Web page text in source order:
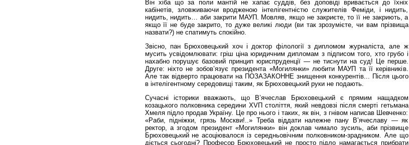
Він хіба що за поли мантій не хапає суддів, без доповіді вривається до їхніх
кабінетів, зловживаючи вродженою інтелігентністю служителів Феміди, і нидить,
нидить, нидить… аби закрити МАУП. Мовляв, якщо не закриєте, то її не закриють, а
якщо її не буде закрито, то дуже великі люди (ви так зрозумієте, чи вам прізвища
назвати?) не спатимуть спокійно.
Звісно, пан Брюховецький хоч і доктор філології з дипломом журналіста, але ж
мусить усвідомлювати: гріш ціна юридичним дипломам з підписом того, хто грубо і
нахабно порушує базовий принцип юриспруденції — не тиснути на суд! Це перше.
Друге: ніхто не зобов’язує президента «Могилянки» любити МАУП та її керівників.
Але так відверто працювати на ПОЗАЗАКОННЕ знищення конкурентів... Після цього
в інтелігентному середовищі таким, як Брюховецький руки не подають.
Сучасні історики вважають, що В’ячеслав Брюховецький є прямим нащадком
козацького полковника середини ХVП століття, який невдовзі після смерті гетьмана
Хмеля підло продав Україну. Це про нього і таких, як він, з гнівом написав Шевченко:
«Раби, підніжки, грязь Москви!..» Треба віддати належне пану В’ячеславу — як
ректор, а згодом президент «Могилянки» він доклав чимало зусиль, аби прізвище
Брюховецький не асоціювалося із середньовічним полковником-зрадником. Але що
діється сьогодні? Професор Брюховецький не просто підло намагається прибрати